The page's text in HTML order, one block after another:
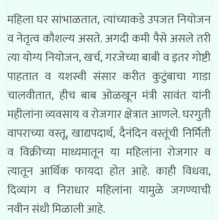
महिला घर सांभाळतात, त्यांच्याकडे उपजत नियोजन
व नेतृत्व कौशल्य असते. अगदी कमी पैसे असले तरी
त्या योग्य नियोजन, खर्च, गरजेच्या बाबी व इतर गोष्टी
पाहतात व यशस्वी संसार करीत कुटुंबाचा गाडा
चालवीतात, हीच बाब ओळखून मंत्री सावंत यांनी
महीलांना व्यवसाय व रोजगार क्षेत्रात आणले. घरगुती
वापराच्या वस्तू, खाद्यपदार्थ, दैनंदिन वस्तूंची निर्मिती
व विक्रीच्या माध्यमातून या महिलांना रोजगार व
त्यातून आर्थिक फायदा होत आहे. काही विधवा,
दिव्यांग व निराधार महिलांना यामुळे जगण्याची
नवीन संधी मिळाली आहे.